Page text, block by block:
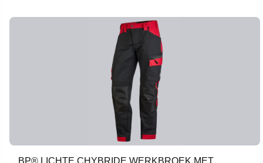
BP® LICHTE CHYBRIDE WERKBROEK MET